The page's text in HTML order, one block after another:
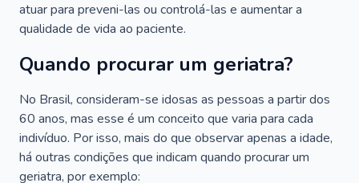
atuar para preveni-las ou controlá-las e aumentar a
qualidade de vida ao paciente.
Quando procurar um geriatra?
No Brasil, consideram-se idosas as pessoas a partir dos
60 anos, mas esse é um conceito que varia para cada
indivíduo. Por isso, mais do que observar apenas a idade,
há outras condições que indicam quando procurar um
geriatra, por exemplo: